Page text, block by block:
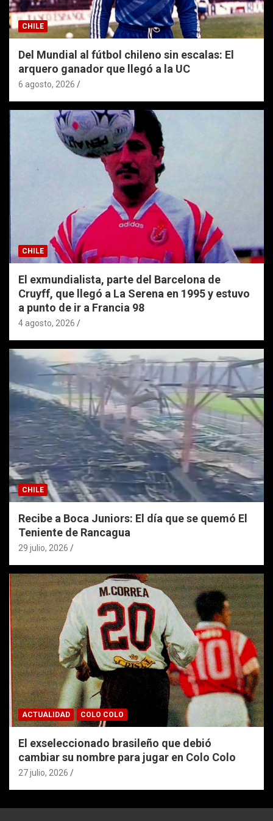
CHILE
Del Mundial al fútbol chileno sin escalas: El
arquero ganador que llegó a la UC
6 agosto, 2026
CHILE
El exmundialista, parte del Barcelona de
Cruyff, que llegó a La Serena en 1995 y estuvo
a punto de ir a Francia 98
4 agosto, 2026
CHILE
Recibe a Boca Juniors: El día que se quemó El
Teniente de Rancagua
29 julio, 2026
ACTUALIDAD COLO COLO
El exseleccionado brasileño que debió
cambiar su nombre para jugar en Colo Colo
27 julio, 2026